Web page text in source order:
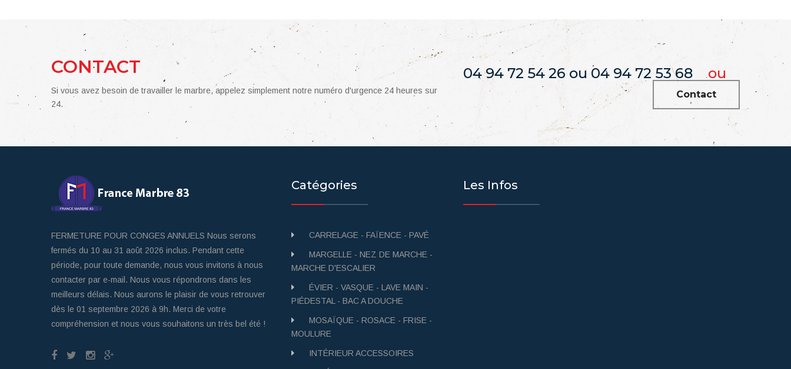
CONTACT
Si vous avez besoin de travailler le marbre, appelez simplement notre numéro d'urgence 24 heures sur
24.
04 94 72 54 26 ou 04 94 72 53 68 ou
Contact
FERMETURE POUR CONGES ANNUELS Nous serons
fermés du 10 au 31 août 2026 inclus. Pendant cette
période, pour toute demande, nous vous invitons à nous
contacter par e-mail. Nous vous répondrons dans les
meilleurs délais. Nous aurons le plaisir de vous retrouver
dès le 01 septembre 2026 à 9h. Merci de votre
compréhension et nous vous souhaitons un très bel été !
Catégories
CARRELAGE - FAÏENCE - PAVÉ
MARGELLE - NEZ DE MARCHE -
MARCHE D'ESCALIER
ÉVIER - VASQUE - LAVE MAIN -
PIÉDESTAL - BAC A DOUCHE
MOSAÏQUE - ROSACE - FRISE -
MOULURE
INTÉRIEUR ACCESSOIRES
Les Infos